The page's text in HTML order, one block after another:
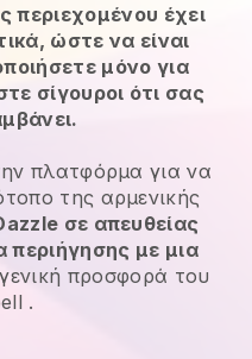
περιεχομένου έχει
ώστε να είναι
μόνο για
σίγουροι ότι σας
πλατφόρμα για να
της αρμενικής
σε απευθείας
με μια
προσφορά του
.